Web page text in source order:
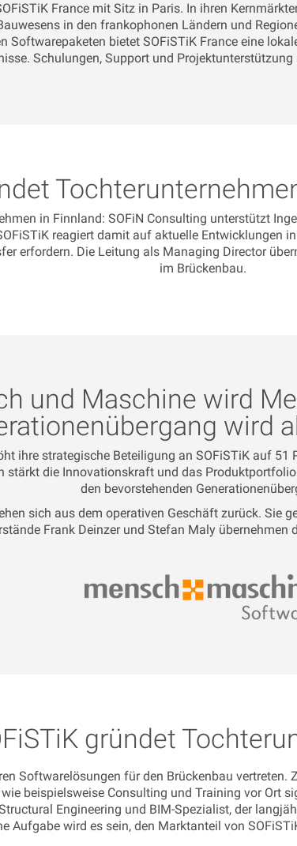
France mit Sitz in Paris. In ihren
in den frankophonen Ländern und
Softwarepaketen bietet SOFiSTiK France eine
Schulungen, Support und
in Finnland: SOFiN Consulting unterstützt
reagiert damit auf aktuelle Entwicklungen
erfordern. Die Leitung als Managing Director
im Brückenbau.
und Maschine wird
wird
ihre strategische Beteiligung an SOFiSTiK auf 51
stärkt die Innovationskraft und das
den bevorstehenden
sich aus dem operativen Geschäft zurück. Sie
Frank Deinzer und Stefan Maly übernehmen
gründet
Softwarelösungen für den Brückenbau vertreten.
beispielsweise Consulting und Training vor Ort
Engineering und BIM-Spezialist, der
Aufgabe wird es sein, den Marktanteil von